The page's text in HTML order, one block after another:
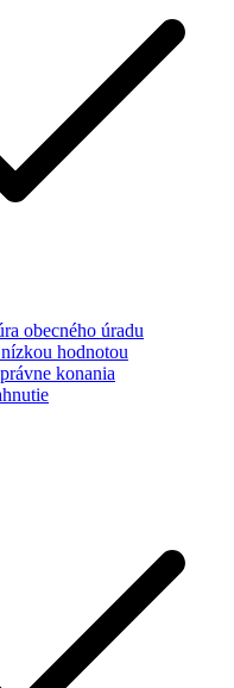
obecného úradu
hodnotou
konania